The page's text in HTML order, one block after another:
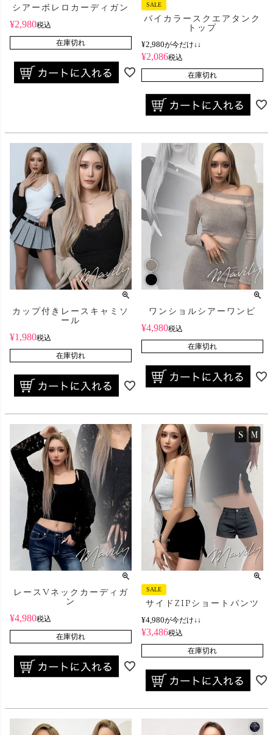
シアーボレロカーディガン
¥2,980税込
在庫切れ
SALE
バイカラースクエアタンク
トップ
¥2,980が今だけ↓↓
¥2,086税込
在庫切れ
カップ付きレースキャミソ
ール
¥1,980税込
在庫切れ
ワンショルシアーワンピ
¥4,980税込
在庫切れ
レースVネックカーディガ
ン
¥4,980税込
在庫切れ
SALE
サイドZIPショートパンツ
¥4,980が今だけ↓↓
¥3,486税込
在庫切れ